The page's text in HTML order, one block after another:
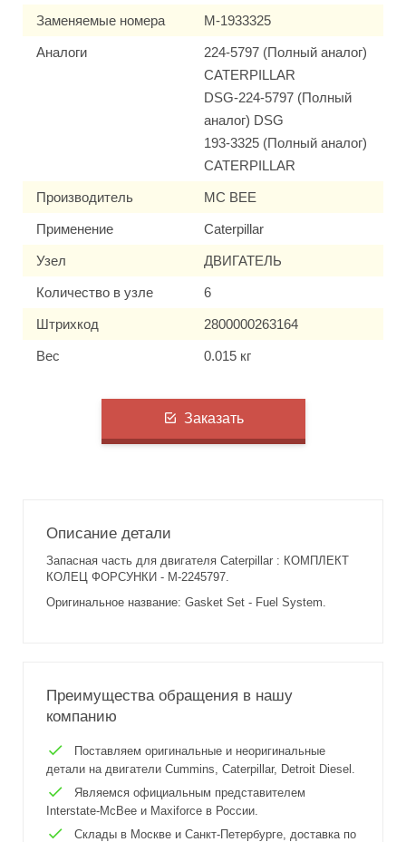
Заменяемые номера M-1933325
Аналоги
224-5797 (Полный аналог)
CATERPILLAR
DSG-224-5797 (Полный
аналог) DSG
193-3325 (Полный аналог)
CATERPILLAR
Производитель MC BEE
Применение Caterpillar
Узел ДВИГАТЕЛЬ
Количество в узле 6
Штрихкод 2800000263164
Вес 0.015 кг
Заказать
Описание детали
Запасная часть для двигателя Caterpillar : КОМПЛЕКТ
КОЛЕЦ ФОРСУНКИ - M-2245797.
Оригинальное название: Gasket Set - Fuel System.
Преимущества обращения в нашу
компанию
Поставляем оригинальные и неоригинальные
детали на двигатели Cummins, Caterpillar, Detroit Diesel.
Являемся официальным представителем
Interstate-McBee и Maxiforce в России.
Склады в Москве и Санкт-Петербурге, доставка по